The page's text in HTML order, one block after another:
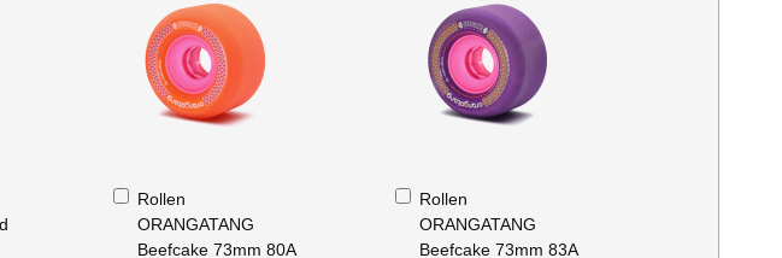
Rollen
ORANGATANG
Beefcake 73mm 80A
In
den
Warenkorb
Rollen
ORANGATANG
Beefcake 73mm 83A
In
den
Warenkorb